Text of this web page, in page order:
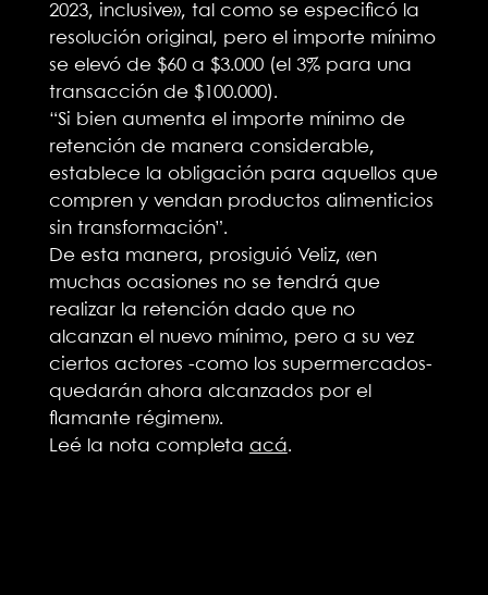
2023, inclusive», tal como se especificó la
resolución original, pero el importe mínimo
se elevó de $60 a $3.000 (el 3% para una
transacción de $100.000).
“Si bien aumenta el importe mínimo de
retención de manera considerable,
establece la obligación para aquellos que
compren y vendan productos alimenticios
sin transformación”.
De esta manera, prosiguió Veliz, «en
muchas ocasiones no se tendrá que
realizar la retención dado que no
alcanzan el nuevo mínimo, pero a su vez
ciertos actores -como los supermercados-
quedarán ahora alcanzados por el
flamante régimen».
Leé la nota completa acá.